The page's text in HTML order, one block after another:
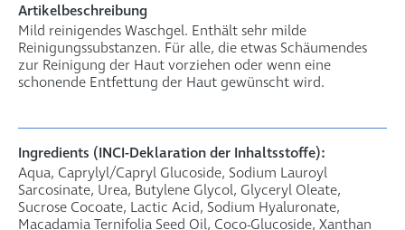
Artikelbeschreibung
Mild reinigendes Waschgel. Enthält sehr milde
Reinigungssubstanzen. Für alle, die etwas Schäumendes
zur Reinigung der Haut vorziehen oder wenn eine
schonende Entfettung der Haut gewünscht wird.
Ingredients (INCI-Deklaration der Inhaltsstoffe):
Aqua, Caprylyl/Capryl Glucoside, Sodium Lauroyl
Sarcosinate, Urea, Butylene Glycol, Glyceryl Oleate,
Sucrose Cocoate, Lactic Acid, Sodium Hyaluronate,
Macadamia Ternifolia Seed Oil, Coco-Glucoside, Xanthan